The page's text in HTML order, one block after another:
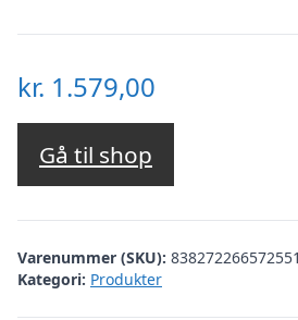
kr. 1.579,00
Gå til shop
Varenummer (SKU):
Kategori: Produkter